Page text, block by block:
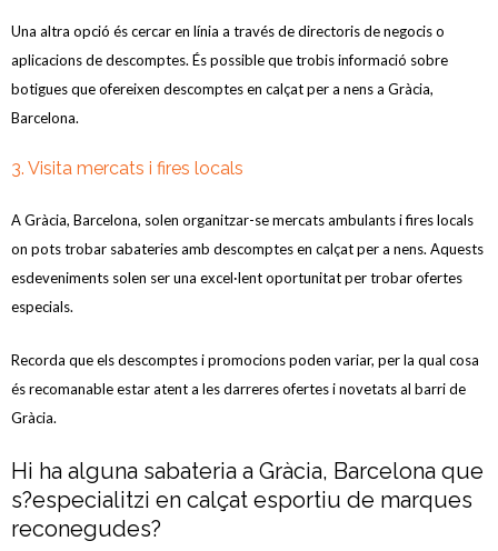
Una altra opció és cercar en línia a través de directoris de negocis o
aplicacions de descomptes. És possible que trobis informació sobre
botigues que ofereixen descomptes en calçat per a nens a Gràcia,
Barcelona.
3. Visita mercats i fires locals
A Gràcia, Barcelona, solen organitzar-se mercats ambulants i fires locals
on pots trobar sabateries amb descomptes en calçat per a nens. Aquests
esdeveniments solen ser una excel·lent oportunitat per trobar ofertes
especials.
Recorda que els descomptes i promocions poden variar, per la qual cosa
és recomanable estar atent a les darreres ofertes i novetats al barri de
Gràcia.
Hi ha alguna sabateria a Gràcia, Barcelona que
s?especialitzi en calçat esportiu de marques
reconegudes?